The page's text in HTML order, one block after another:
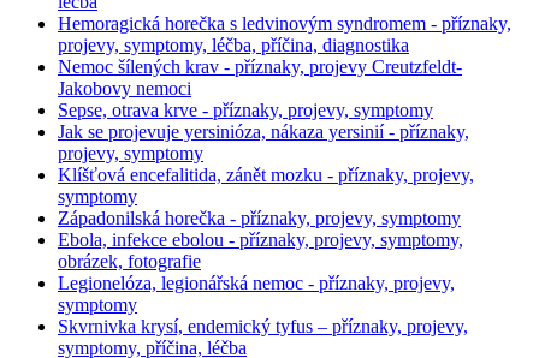
Hemoragická horečka s ledvinovým syndromem - příznaky,
projevy, symptomy, léčba, příčina, diagnostika
Nemoc šílených krav - příznaky, projevy Creutzfeldt-
Jakobovy nemoci
Sepse, otrava krve - příznaky, projevy, symptomy
Jak se projevuje yersinióza, nákaza yersinií - příznaky,
projevy, symptomy
Klíšťová encefalitida, zánět mozku - příznaky, projevy,
symptomy
Západonilská horečka - příznaky, projevy, symptomy
Ebola, infekce ebolou - příznaky, projevy, symptomy,
obrázek, fotografie
Legionelóza, legionářská nemoc - příznaky, projevy,
symptomy
Skvrnivka krysí, endemický tyfus – příznaky, projevy,
symptomy, příčina, léčba